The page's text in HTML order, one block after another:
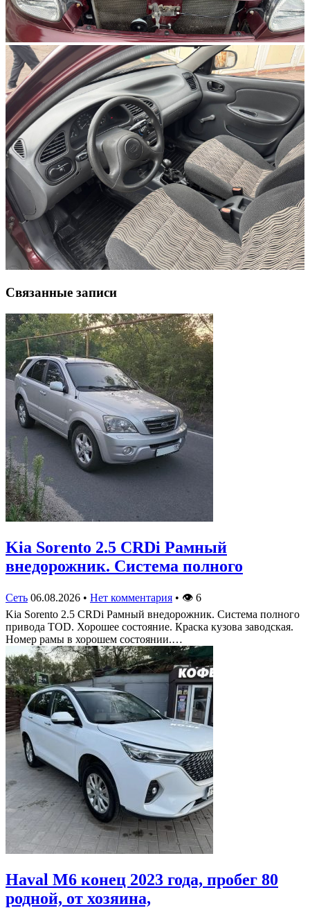
Связанные записи
Kia Sorento 2.5 CRDi Рамный
внедорожник. Система полного
Сеть 06.08.2026 • Нет комментария • 👁 6
Kia Sorento 2.5 CRDi Рамный внедорожник. Система полного
привода TOD. Хорошее состояние. Краска кузова заводская.
Номер рамы в хорошем состоянии.…
Haval M6 конец 2023 года, пробег 80
родной, от хозяина,